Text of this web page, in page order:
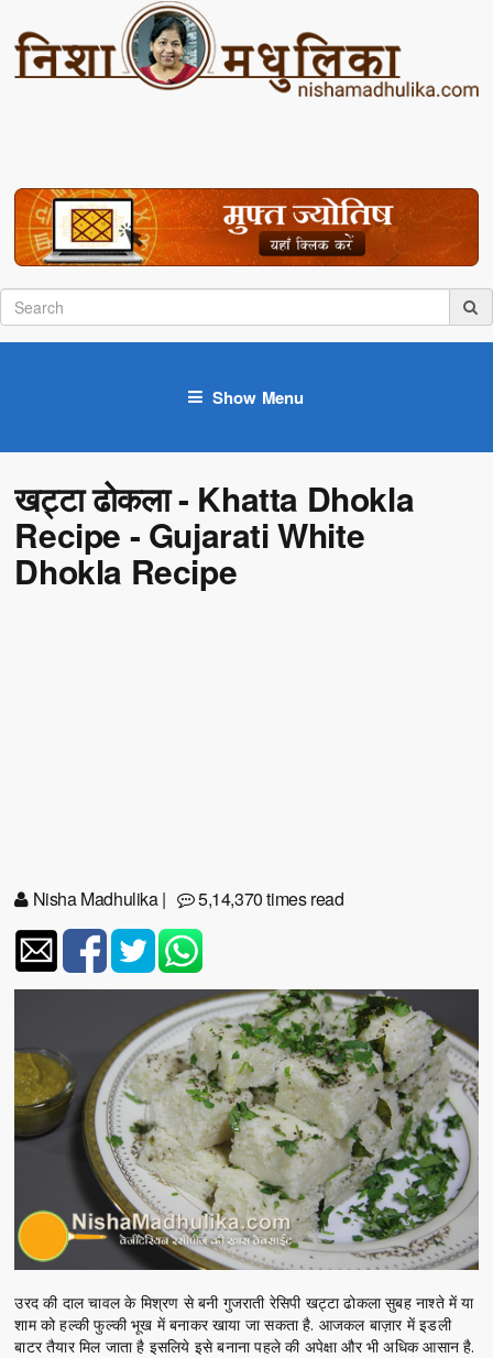
Show Menu
खट्टा ढोकला - Khatta Dhokla
Recipe - Gujarati White
Dhokla Recipe
Nisha Madhulika| 5,14,370 times read
उरद की दाल चावल के मिश्रण से बनी गुजराती रेसिपी खट्टा ढोकला सुबह नाश्ते में या
शाम को हल्की फुल्की भूख में बनाकर खाया जा सकता है. आजकल बाज़ार में इडली
बाटर तैयार मिल जाता है इसलिये इसे बनाना पहले की अपेक्षा और भी अधिक आसान है.